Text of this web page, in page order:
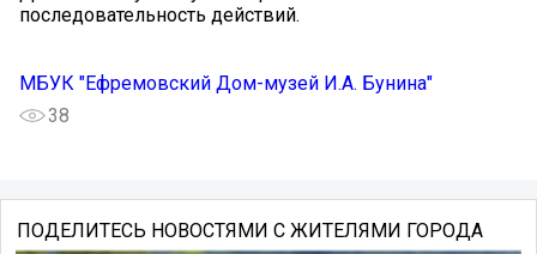
последовательность действий.
МБУК "Ефремовский Дом-музей И.А. Бунина"
38
ПОДЕЛИТЕСЬ НОВОСТЯМИ С ЖИТЕЛЯМИ ГОРОДА